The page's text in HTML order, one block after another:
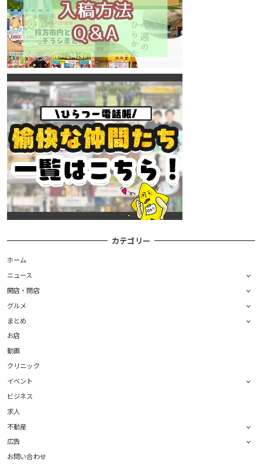
カテゴリー
ホーム
ニュース
開店・閉店
グルメ
まとめ
お店
動画
クリニック
イベント
ビジネス
求人
不動産
広告
お問い合わせ